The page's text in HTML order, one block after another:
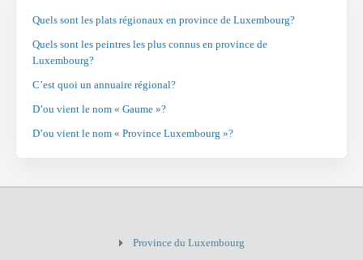
Quels sont les plats régionaux en province de Luxembourg?
Quels sont les peintres les plus connus en province de
Luxembourg?
C’est quoi un annuaire régional?
D’ou vient le nom « Gaume »?
D’ou vient le nom « Province Luxembourg »?
Province du Luxembourg